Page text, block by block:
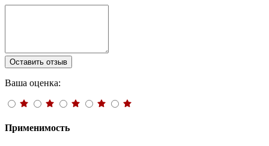
Оставить отзыв
Ваша оценка:
Применимость